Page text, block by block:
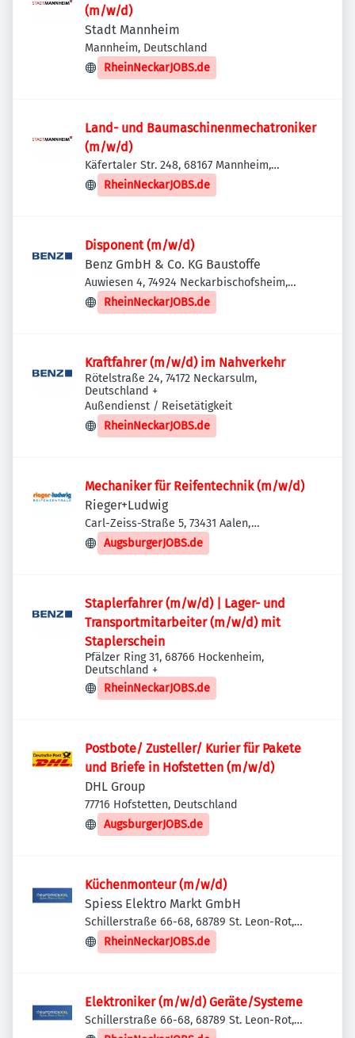
(m/w/d)
Stadt Mannheim
Mannheim, Deutschland
RheinNeckarJOBS.de
Land- und Baumaschinenmechatroniker
(m/w/d)
Käfertaler Str. 248, 68167 Mannheim,
Deutschland
RheinNeckarJOBS.de
Disponent (m/w/d)
Benz GmbH & Co. KG Baustoffe
Auwiesen 4, 74924 Neckarbischofsheim,
Deutschland
RheinNeckarJOBS.de
Kraftfahrer (m/w/d) im Nahverkehr
Rötelstraße 24, 74172 Neckarsulm,
Deutschland +
Außendienst / Reisetätigkeit
RheinNeckarJOBS.de
Mechaniker für Reifentechnik (m/w/d)
Rieger+Ludwig
Carl-Zeiss-Straße 5, 73431 Aalen,
Deutschland
AugsburgerJOBS.de
Staplerfahrer (m/w/d) | Lager- und
Transportmitarbeiter (m/w/d) mit
Staplerschein
Pfälzer Ring 31, 68766 Hockenheim,
Deutschland +
RheinNeckarJOBS.de
Postbote/ Zusteller/ Kurier für Pakete
und Briefe in Hofstetten (m/w/d)
DHL Group
77716 Hofstetten, Deutschland
AugsburgerJOBS.de
Küchenmonteur (m/w/d)
Spiess Elektro Markt GmbH
Schillerstraße 66-68, 68789 St. Leon-Rot,
Deutschland
RheinNeckarJOBS.de
Elektroniker (m/w/d) Geräte/Systeme
Schillerstraße 66-68, 68789 St. Leon-Rot,